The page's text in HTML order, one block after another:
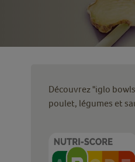
Découvrez "iglo
poulet, légumes et